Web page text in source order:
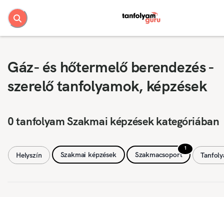
Gáz- és hőtermelő berendezés -
szerelő tanfolyamok, képzések
0 tanfolyam Szakmai képzések kategóriában
Helyszín Szakmai képzések
1
Szakmacsoport